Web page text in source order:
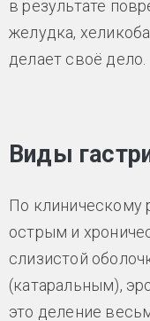
в результате
желудка,
делает своё дело.
Виды
По клиническому
острым и
слизистой
(катаральным),
это деление